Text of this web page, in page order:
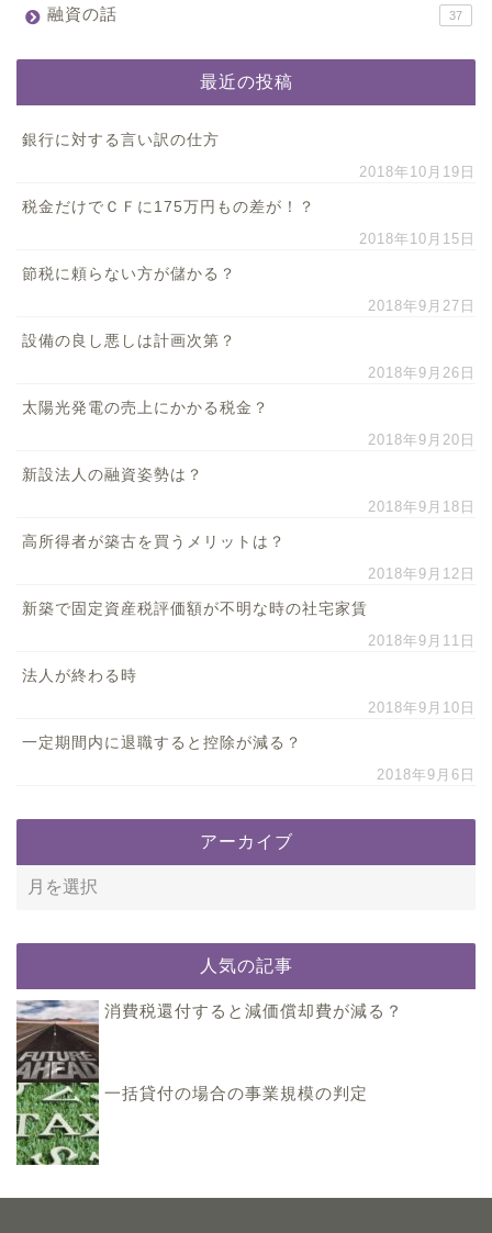
融資の話 37
最近の投稿
銀行に対する言い訳の仕方
2018年10月19日
税金だけでＣＦに175万円もの差が！？
2018年10月15日
節税に頼らない方が儲かる？
2018年9月27日
設備の良し悪しは計画次第？
2018年9月26日
太陽光発電の売上にかかる税金？
2018年9月20日
新設法人の融資姿勢は？
2018年9月18日
高所得者が築古を買うメリットは？
2018年9月12日
新築で固定資産税評価額が不明な時の社宅家賃
2018年9月11日
法人が終わる時
2018年9月10日
一定期間内に退職すると控除が減る？
2018年9月6日
アーカイブ
人気の記事
消費税還付すると減価償却費が減る？
一括貸付の場合の事業規模の判定